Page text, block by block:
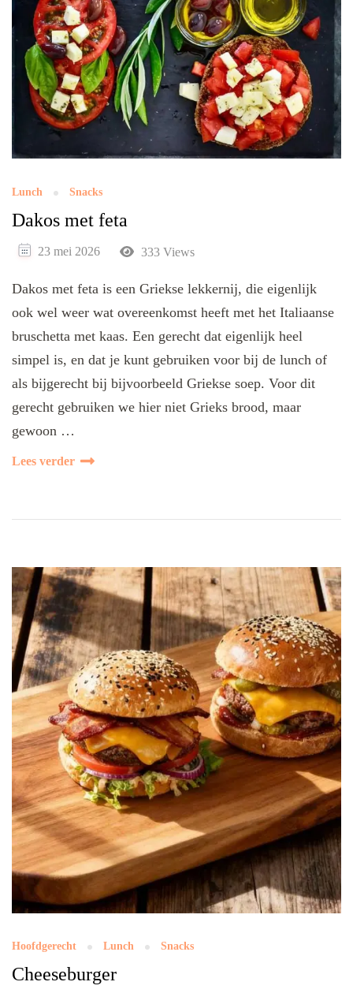
Lunch Snacks
Dakos met feta
23 mei 2026 333 Views
Dakos met feta is een Griekse lekkernij, die eigenlijk
ook wel weer wat overeenkomst heeft met het Italiaanse
bruschetta met kaas. Een gerecht dat eigenlijk heel
simpel is, en dat je kunt gebruiken voor bij de lunch of
als bijgerecht bij bijvoorbeeld Griekse soep. Voor dit
gerecht gebruiken we hier niet Grieks brood, maar
gewoon …
Lees verder
Hoofdgerecht Lunch Snacks
Cheeseburger